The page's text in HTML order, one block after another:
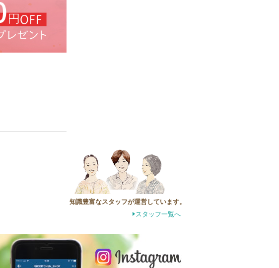
知識豊富なスタッフが運営しています。
スタッフ一覧へ